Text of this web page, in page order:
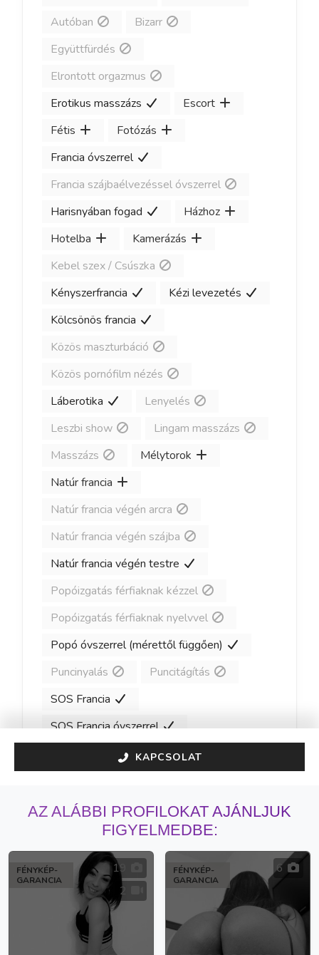
Autóban
Bizarr
Együttfürdés
Elrontott orgazmus
Erotikus masszázs
Escort
Fétis
Fotózás
Francia óvszerrel
Francia szájbaélvezéssel óvszerrel
Harisnyában fogad
Házhoz
Hotelba
Kamerázás
Kebel szex / Csúszka
Kényszerfrancia
Kézi levezetés
Kölcsönös francia
Közös maszturbáció
Közös pornófilm nézés
Láberotika
Lenyelés
Leszbi show
Lingam masszázs
Masszázs
Mélytorok
Natúr francia
Natúr francia végén arcra
Natúr francia végén szájba
Natúr francia végén testre
Popóizgatás férfiaknak kézzel
Popóizgatás férfiaknak nyelvvel
Popó óvszerrel (mérettől függően)
Puncinyalás
Puncitágítás
SOS Francia
SOS Francia óvszerrel
KAPCSOLAT
AZ ALÁBBI PROFILOKAT AJÁNLJUK
FIGYELMEDBE:
FÉNYKÉP-
GARANCIA
19
2
FÉNYKÉP-
GARANCIA
6